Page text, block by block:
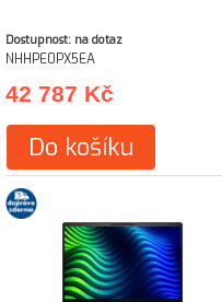
Dostupnost: na dotaz
NHHPE0PX5EA
42 787 Kč
Do košíku